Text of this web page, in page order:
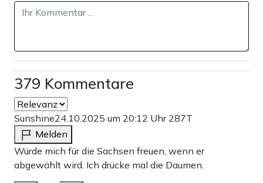
379 Kommentare
Sunshine24.10.2025 um 20:12 Uhr 287T
Melden
Würde mich für die Sachsen freuen, wenn er
abgewählt wird. Ich drücke mal die Daumen.